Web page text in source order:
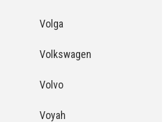
Volga
Volkswagen
Volvo
Voyah